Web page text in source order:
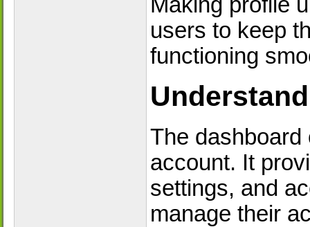
users to keep
functioning
The
account. It
settings, and
manage their